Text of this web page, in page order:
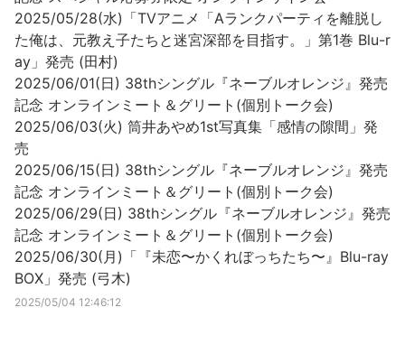
2025/05/28(水)「TVアニメ「Aランクパーティを離脱し
た俺は、元教え子たちと迷宮深部を目指す。」第1巻 Blu-r
ay」発売 (田村)
2025/06/01(日) 38thシングル『ネーブルオレンジ』発売
記念 オンラインミート＆グリート(個別トーク会)
2025/06/03(火) 筒井あやめ1st写真集「感情の隙間」発
売
2025/06/15(日) 38thシングル『ネーブルオレンジ』発売
記念 オンラインミート＆グリート(個別トーク会)
2025/06/29(日) 38thシングル『ネーブルオレンジ』発売
記念 オンラインミート＆グリート(個別トーク会)
2025/06/30(月)「『未恋〜かくれぼっちたち〜』Blu-ray
BOX」発売 (弓木)
2025/05/04 12:46:12